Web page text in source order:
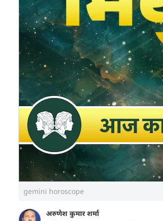
gemini horoscope
अरुणेश कुमार शर्मा